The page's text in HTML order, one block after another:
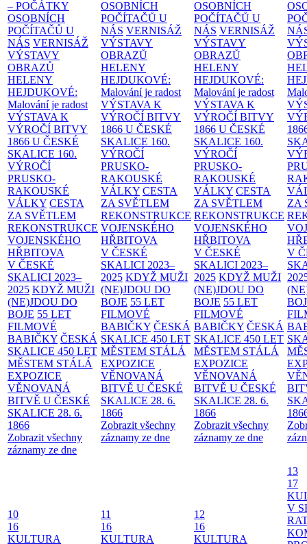
– POČÁTKY
OSOBNÍCH
POČÍTAČŮ U
NÁS VERNISÁŽ
VÝSTAVY
OBRAZŮ
HELENY
HEJDUKOVÉ:
Malování je radost
VÝSTAVA K
VÝROČÍ BITVY
1866 U ČESKÉ
SKALICE 160.
VÝROČÍ
PRUSKO-
RAKOUSKÉ
VÁLKY CESTA
ZA SVĚTLEM
REKONSTRUKCE
VOJENSKÉHO
HŘBITOVA
V ČESKÉ
SKALICI 2023–
2025 KDYŽ MUŽI
(NE)JDOU DO
BOJE 55 LET
FILMOVÉ
BABIČKY ČESKÁ
SKALICE 450 LET
MĚSTEM STÁLÁ
EXPOZICE
VĚNOVANÁ
BITVĚ U ČESKÉ
SKALICE 28. 6.
1866
Zobrazit všechny
záznamy ze dne
OSOBNÍCH
POČÍTAČŮ U
NÁS VERNISÁŽ
VÝSTAVY
OBRAZŮ
HELENY
HEJDUKOVÉ:
Malování je radost
VÝSTAVA K
VÝROČÍ BITVY
1866 U ČESKÉ
SKALICE 160.
VÝROČÍ
PRUSKO-
RAKOUSKÉ
VÁLKY CESTA
ZA SVĚTLEM
REKONSTRUKCE
VOJENSKÉHO
HŘBITOVA
V ČESKÉ
SKALICI 2023–
2025 KDYŽ MUŽI
(NE)JDOU DO
BOJE 55 LET
FILMOVÉ
BABIČKY ČESKÁ
SKALICE 450 LET
MĚSTEM STÁLÁ
EXPOZICE
VĚNOVANÁ
BITVĚ U ČESKÉ
SKALICE 28. 6.
1866
Zobrazit všechny
záznamy ze dne
OSOBNÍCH
POČÍTAČŮ U
NÁS VERNISÁŽ
VÝSTAVY
OBRAZŮ
HELENY
HEJDUKOVÉ:
Malování je radost
VÝSTAVA K
VÝROČÍ BITVY
1866 U ČESKÉ
SKALICE 160.
VÝROČÍ
PRUSKO-
RAKOUSKÉ
VÁLKY CESTA
ZA SVĚTLEM
REKONSTRUKCE
VOJENSKÉHO
HŘBITOVA
V ČESKÉ
SKALICI 2023–
2025 KDYŽ MUŽI
(NE)JDOU DO
BOJE 55 LET
FILMOVÉ
BABIČKY ČESKÁ
SKALICE 450 LET
MĚSTEM STÁLÁ
EXPOZICE
VĚNOVANÁ
BITVĚ U ČESKÉ
SKALICE 28. 6.
1866
Zobrazit všechny
záznamy ze dne
ZA
V
10
16
KULTURA
11
16
KULTURA
12
16
KULTURA
13
17
V